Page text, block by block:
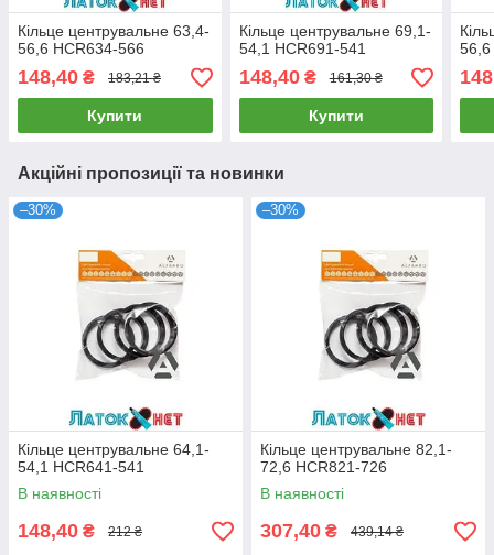
Кільце центрувальне 63,4-
56,6 HCR634-566
148,40 ₴ 183,21 ₴
Купити
Кільце центрувальне 69,1-
54,1 HCR691-541
148,40₴ 161,30 ₴
Купити
56,6
Акційні пропозиції та новинки
–30%
Кільце центрувальне 64,1-
54,1 HCR641-541
В наявності
148,40 ₴ 212 ₴
–30%
Кільце центрувальне 82,1-
72,6 HCR821-726
В наявності
307,40 ₴ 439,14 ₴